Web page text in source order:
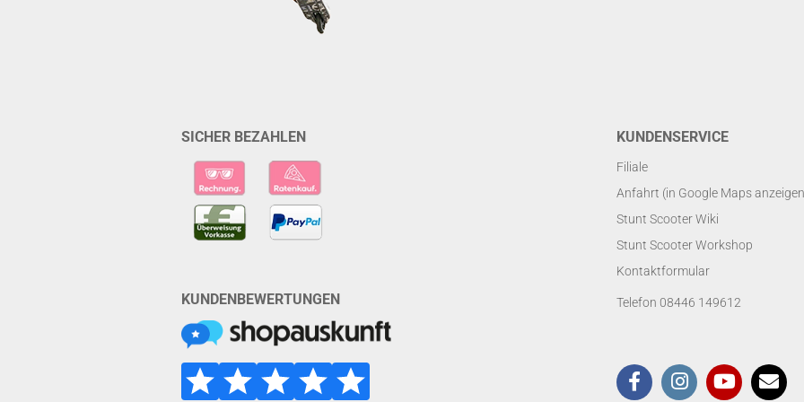
SICHER BEZAHLEN
KUNDENBEWERTUNGEN
KUNDENSERVICE
Filiale
Anfahrt (in Google Maps
Stunt Scooter Wiki
Stunt Scooter Workshop
Kontaktformular
Telefon 08446 149612